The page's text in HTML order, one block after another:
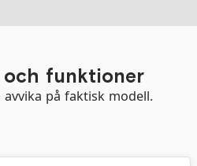
funktioner
på faktisk modell.